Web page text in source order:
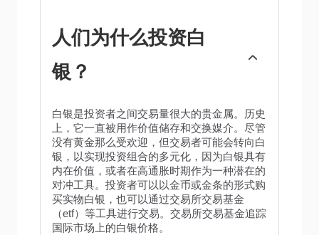
人们为什么投资白
银？
白银是投资者之间交易量很大的贵金属。历史
上，它一直被用作价值储存和交换媒介。尽管
没有黄金那么受欢迎，但交易者可能会转向白
银，以实现投资组合的多元化，因为白银具有
内在价值，或者在高通胀时期作为一种潜在的
对冲工具。投资者可以以金币或金条的形式购
买实物白银，也可以通过交易所交易基金
（etf）等工具进行交易。交易所交易基金追踪
国际市场上的白银价格。